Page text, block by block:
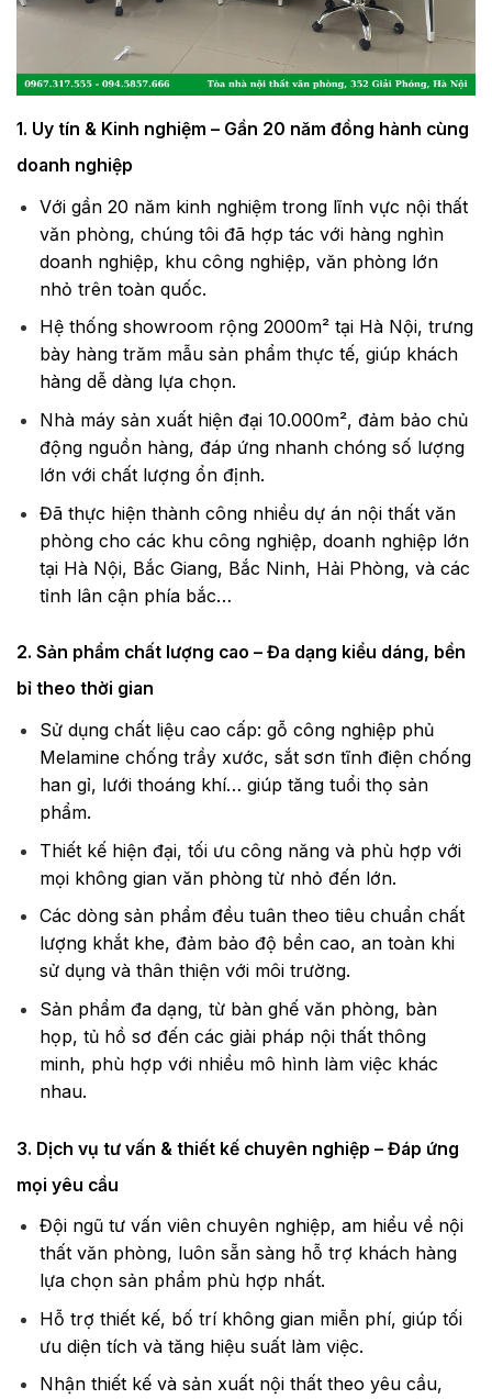
1. Uy tín & Kinh nghiệm – Gần 20 năm đồng hành cùng
doanh nghiệp
Với gần 20 năm kinh nghiệm trong lĩnh vực nội thất
văn phòng, chúng tôi đã hợp tác với hàng nghìn
doanh nghiệp, khu công nghiệp, văn phòng lớn
nhỏ trên toàn quốc.
Hệ thống showroom rộng 2000m² tại Hà Nội, trưng
bày hàng trăm mẫu sản phẩm thực tế, giúp khách
hàng dễ dàng lựa chọn.
Nhà máy sản xuất hiện đại 10.000m², đảm bảo chủ
động nguồn hàng, đáp ứng nhanh chóng số lượng
lớn với chất lượng ổn định.
Đã thực hiện thành công nhiều dự án nội thất văn
phòng cho các khu công nghiệp, doanh nghiệp lớn
tại Hà Nội, Bắc Giang, Bắc Ninh, Hải Phòng, và các
tỉnh lân cận phía bắc…
2. Sản phẩm chất lượng cao – Đa dạng kiểu dáng, bền
bỉ theo thời gian
Sử dụng chất liệu cao cấp: gỗ công nghiệp phủ
Melamine chống trầy xước, sắt sơn tĩnh điện chống
han gỉ, lưới thoáng khí… giúp tăng tuổi thọ sản
phẩm.
Thiết kế hiện đại, tối ưu công năng và phù hợp với
mọi không gian văn phòng từ nhỏ đến lớn.
Các dòng sản phẩm đều tuân theo tiêu chuẩn chất
lượng khắt khe, đảm bảo độ bền cao, an toàn khi
sử dụng và thân thiện với môi trường.
Sản phẩm đa dạng, từ bàn ghế văn phòng, bàn
họp, tủ hồ sơ đến các giải pháp nội thất thông
minh, phù hợp với nhiều mô hình làm việc khác
nhau.
3. Dịch vụ tư vấn & thiết kế chuyên nghiệp – Đáp ứng
mọi yêu cầu
Đội ngũ tư vấn viên chuyên nghiệp, am hiểu về nội
thất văn phòng, luôn sẵn sàng hỗ trợ khách hàng
lựa chọn sản phẩm phù hợp nhất.
Hỗ trợ thiết kế, bố trí không gian miễn phí, giúp tối
ưu diện tích và tăng hiệu suất làm việc.
Nhận thiết kế và sản xuất nội thất theo yêu cầu,